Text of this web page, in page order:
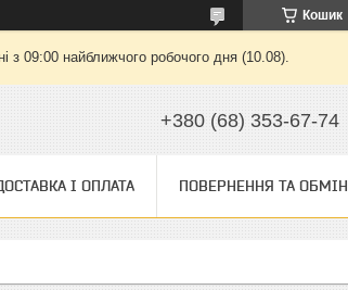
Кошик
з 09:00 найближчого робочого дня (10.08).
+380 (68) 353-67-74
І ОПЛАТА ПОВЕРНЕННЯ ТА ОБМІН